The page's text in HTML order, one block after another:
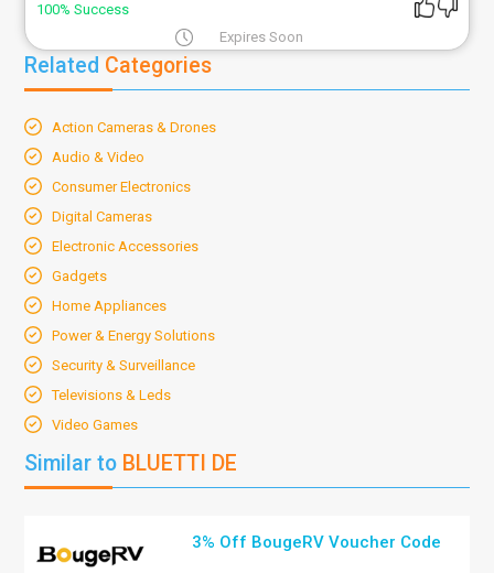
100% Success
Expires Soon
Related Categories
Action Cameras & Drones
Audio & Video
Consumer Electronics
Digital Cameras
Electronic Accessories
Gadgets
Home Appliances
Power & Energy Solutions
Security & Surveillance
Televisions & Leds
Video Games
Similar to BLUETTI DE
3% Off BougeRV Voucher Code